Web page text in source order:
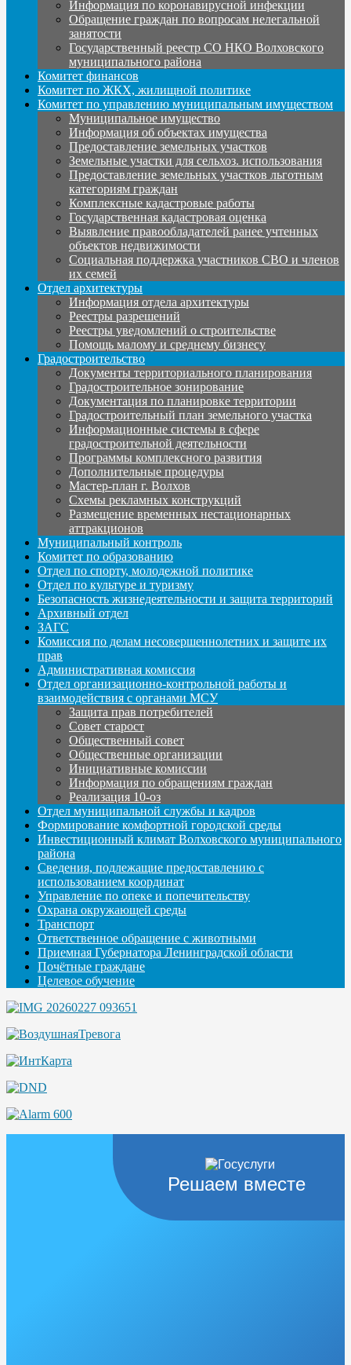
Информация по коронавирусной инфекции
Обращение граждан по вопросам нелегальной
занятости
Государственный реестр СО НКО Волховского
муниципального района
Комитет финансов
Комитет по ЖКХ, жилищной политике
Комитет по управлению муниципальным имуществом
Муниципальное имущество
Информация об объектах имущества
Предоставление земельных участков
Земельные участки для сельхоз. использования
Предоставление земельных участков льготным
категориям граждан
Комплексные кадастровые работы
Государственная кадастровая оценка
Выявление правообладателей ранее учтенных
объектов недвижимости
Социальная поддержка участников СВО и членов
их семей
Отдел архитектуры
Информация отдела архитектуры
Реестры разрешений
Реестры уведомлений о строительстве
Помощь малому и среднему бизнесу
Градостроительство
Документы территориального планирования
Градостроительное зонирование
Документация по планировке территории
Градостроительный план земельного участка
Информационные системы в сфере
градостроительной деятельности
Программы комплексного развития
Дополнительные процедуры
Мастер-план г. Волхов
Схемы рекламных конструкций
Размещение временных нестационарных
аттракционов
Муниципальный контроль
Комитет по образованию
Отдел по спорту, молодежной политике
Отдел по культуре и туризму
Безопасность жизнедеятельности и защита территорий
Архивный отдел
ЗАГС
Комиссия по делам несовершеннолетних и защите их
прав
Административная комиссия
Отдел организационно-контрольной работы и
взаимодействия с органами МСУ
Защита прав потребителей
Совет старост
Общественный совет
Общественные организации
Инициативные комиссии
Информация по обращениям граждан
Реализация 10-оз
Отдел муниципальной службы и кадров
Формирование комфортной городской среды
Инвестиционный климат Волховского муниципального
района
Сведения, подлежащие предоставлению с
использованием координат
Управление по опеке и попечительству
Охрана окружающей среды
Транспорт
Ответственное обращение с животными
Приемная Губернатора Ленинградской области
Почётные граждане
Целевое обучение
Решаем вместе